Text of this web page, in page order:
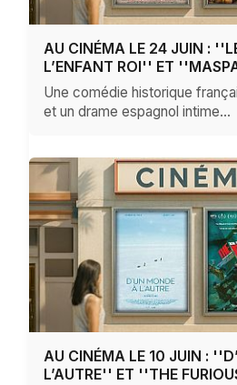
AU CINÉMA LE 24 JUIN :
L’ENFANT ROI'' ET
Une comédie historique
et un drame espagnol intime…
AU CINÉMA LE 10 JUIN :
L’AUTRE'' ET ''THE